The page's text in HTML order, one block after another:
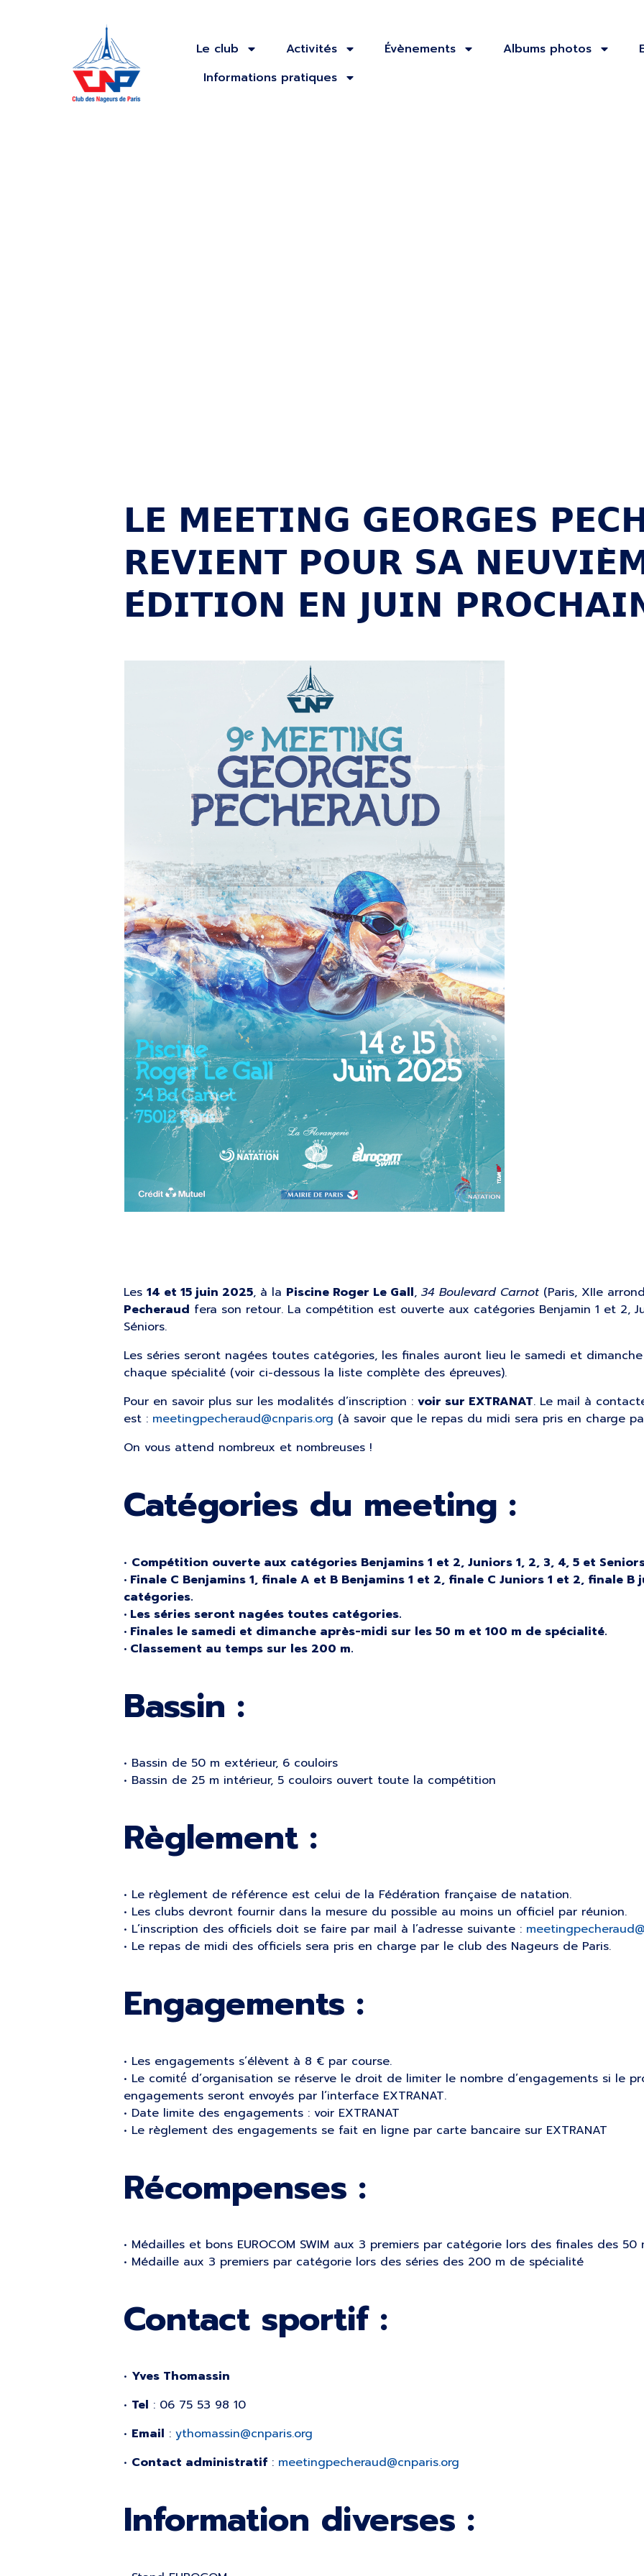
Le club Activités Évènements Albums photos
Informations pratiques
𝗟𝗘 𝗠𝗘𝗘𝗧𝗜𝗡𝗚 𝗚𝗘𝗢𝗥𝗚𝗘𝗦
𝗥𝗘𝗩𝗜𝗘𝗡𝗧 𝗣𝗢𝗨𝗥 𝗦𝗔
𝗘́𝗗𝗜𝗧𝗜𝗢𝗡 𝗘𝗡 𝗝𝗨𝗜𝗡
Les 14 et 15 juin 2025, à la Piscine Roger Le Gall, 34 Boulevard Carnot (Paris, XIIe
Pecheraud fera son retour. La compétition est ouverte aux catégories Benjamin 1 et 2,
Séniors.
Les séries seront nagées toutes catégories, les finales auront lieu le samedi et
chaque spécialité (voir ci-dessous la liste complète des épreuves).
Pour en savoir plus sur les modalités d’inscription : voir sur EXTRANAT. Le mail à
est : meetingpecheraud@cnparis.org (à savoir que le repas du midi sera pris en charge
On vous attend nombreux et nombreuses !
Catégories du meeting :
• Compétition ouverte aux catégories Benjamins 1 et 2, Juniors 1, 2, 3, 4, 5 et
• Finale C Benjamins 1, finale A et B Benjamins 1 et 2, finale C Juniors 1 et 2, finale
catégories.
• Les séries seront nagées toutes catégories.
• Finales le samedi et dimanche après-midi sur les 50 m et 100 m de spécialité.
• Classement au temps sur les 200 m.
Bassin :
• Bassin de 50 m extérieur, 6 couloirs
• Bassin de 25 m intérieur, 5 couloirs ouvert toute la compétition
Règlement :
• Le règlement de référence est celui de la Fédération française de natation.
• Les clubs devront fournir dans la mesure du possible au moins un officiel par réunion.
• L’inscription des officiels doit se faire par mail à l’adresse suivante :
• Le repas de midi des officiels sera pris en charge par le club des Nageurs de Paris.
Engagements :
• Les engagements s’élèvent à 8 € par course.
• Le comité́ d’organisation se réserve le droit de limiter le nombre d’engagements si le
engagements seront envoyés par l’interface EXTRANAT.
• Date limite des engagements : voir EXTRANAT
• Le règlement des engagements se fait en ligne par carte bancaire sur EXTRANAT
Récompenses :
• Médailles et bons EUROCOM SWIM aux 3 premiers par catégorie lors des finales des
• Médaille aux 3 premiers par catégorie lors des séries des 200 m de spécialité
Contact sportif :
• Yves Thomassin
• Tel : 06 75 53 98 10
• Email : ythomassin@cnparis.org
• Contact administratif : meetingpecheraud@cnparis.org
Information diverses :